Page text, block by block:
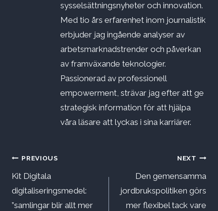
sysselsättningsnyheter och innovation.
Med tio års erfarenhet inom journalistik
erbjuder jag ingående analyser av
arbetsmarknadstrender och påverkan
av framväxande teknologier.
Passionerad av professionell
empowerment, strävar jag efter att ge
strategisk information för att hjälpa
våra läsare att lyckas i sina karriärer.
Inläggsnavigering
PREVIOUS
Kit Digitala
digitaliseringsmedel:
”samlingar blir allt mer
NEXT
Den gemensamma
jordbrukspolitiken görs
mer flexibel tack vare